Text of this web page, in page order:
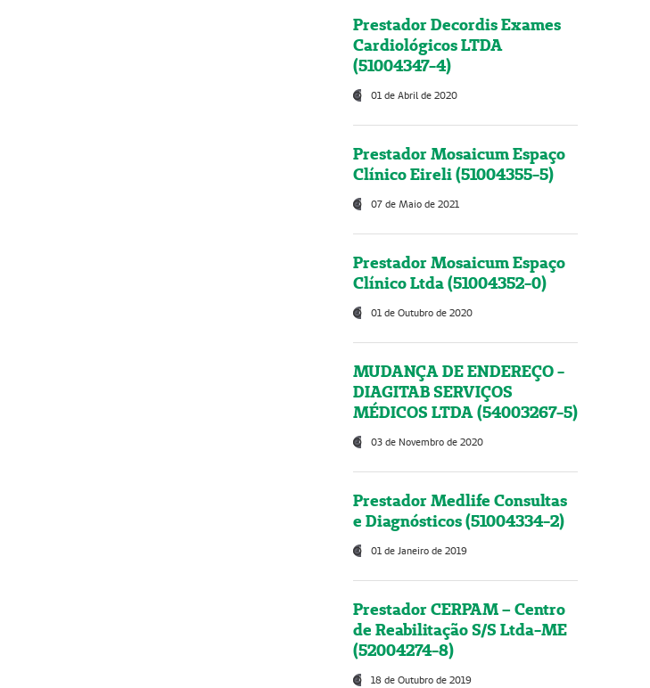
Prestador Decordis Exames
Cardiológicos LTDA
(51004347-4)
01 de Abril de 2020
Prestador Mosaicum Espaço
Clínico Eireli (51004355-5)
07 de Maio de 2021
Prestador Mosaicum Espaço
Clínico Ltda (51004352-0)
01 de Outubro de 2020
MUDANÇA DE ENDEREÇO -
DIAGITAB SERVIÇOS
MÉDICOS LTDA (54003267-5)
03 de Novembro de 2020
Prestador Medlife Consultas
e Diagnósticos (51004334-2)
01 de Janeiro de 2019
Prestador CERPAM – Centro
de Reabilitação S/S Ltda-ME
(52004274-8)
18 de Outubro de 2019